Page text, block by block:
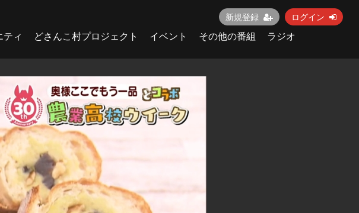
新規登録 ログイン
ティ どさんこ村プロジェクト イベント その他の番組
ラジオ